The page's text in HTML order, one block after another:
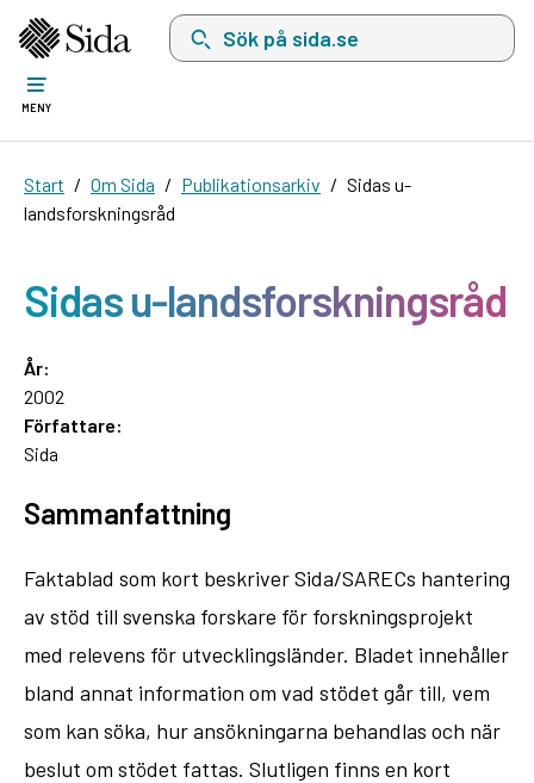
Sök på sida.se, sökförslag kommer att visas
MENY
Start Om Sida Publikationsarkiv
Sidas u-
landsforskningsråd
Sidas u-landsforskningsråd
År:
2002
Författare:
Sida
Sammanfattning
Faktablad som kort beskriver Sida/SARECs hantering
av stöd till svenska forskare för forskningsprojekt
med relevens för utvecklingsländer. Bladet innehåller
bland annat information om vad stödet går till, vem
som kan söka, hur ansökningarna behandlas och när
beslut om stödet fattas. Slutligen finns en kort